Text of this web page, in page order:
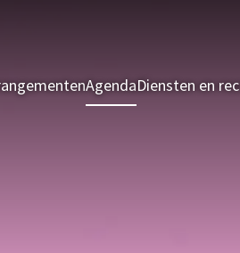
AgendaDiensten en